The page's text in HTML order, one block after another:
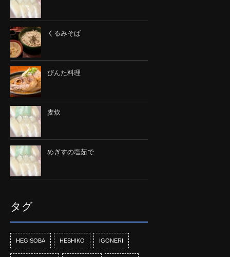
くるみそば
びんた料理
麦炊
めぎすの塩茹で
タグ
HEGISOBA HESHIKO IGONERI